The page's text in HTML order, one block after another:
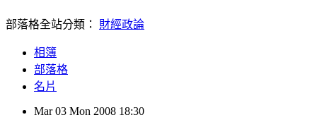
部落格全站分類： 財經政論
相簿
部落格
名片
Mar 03 Mon 2008 18:30